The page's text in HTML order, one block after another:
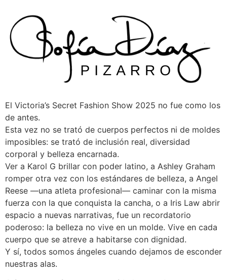
content
El Victoria’s Secret Fashion Show 2025 no fue como los
de antes.
Esta vez no se trató de cuerpos perfectos ni de moldes
imposibles: se trató de inclusión real, diversidad
corporal y belleza encarnada.
Ver a Karol G brillar con poder latino, a Ashley Graham
romper otra vez con los estándares de belleza, a Angel
Reese —una atleta profesional— caminar con la misma
fuerza con la que conquista la cancha, o a Iris Law abrir
espacio a nuevas narrativas, fue un recordatorio
poderoso: la belleza no vive en un molde. Vive en cada
cuerpo que se atreve a habitarse con dignidad.
Y sí, todos somos ángeles cuando dejamos de esconder
nuestras alas.